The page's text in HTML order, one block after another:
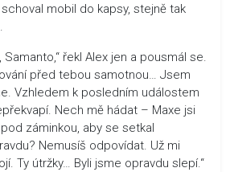
mobil do kapsy, stejně tak
Samanto,“ řekl Alex jen a pousmál se.
před tebou samotnou… Jsem
Vzhledem k posledním událostem
Nech mě hádat – Maxe jsi
záminkou, aby se setkal
Nemusíš odpovídat. Už mi
Ty útržky… Byli jsme opravdu slepí.“